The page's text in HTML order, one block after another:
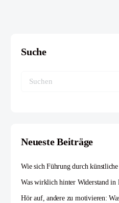
Suche
Neueste Beiträge
Wie sich Führung durch
Was wirklich hinter Widerstand in
Hör auf, andere zu motivieren: